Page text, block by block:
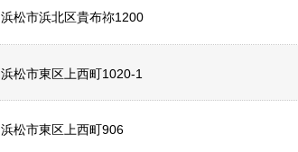
浜松市浜北区貴布祢1200
浜松市東区上西町1020-1
浜松市東区上西町906